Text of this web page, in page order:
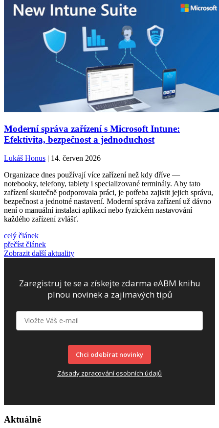
Moderní správa zařízení s Microsoft Intune:
Efektivita, bezpečnost a jednoduchost
Lukáš Honus | 14. červen 2026
Organizace dnes používají více zařízení než kdy dříve —
notebooky, telefony, tablety i specializované terminály. Aby tato
zařízení skutečně podporovala práci, je potřeba zajistit jejich správu,
bezpečnost a jednotné nastavení. Moderní správa zařízení už dávno
není o manuální instalaci aplikací nebo fyzickém nastavování
každého zařízení zvlášť.
celý článek
přečíst článek
Zobrazit další aktuality
Zaregistruj te se a získejte zdarma eABM knihu
plnou novinek a zajímavých tipů
Chci odebírat novinky
Zásady zpracování osobních údajů
Aktuálně